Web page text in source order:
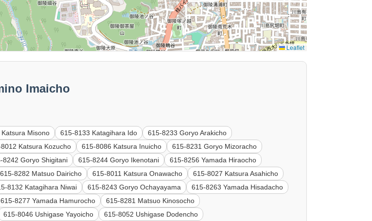
Leaflet
Imaicho
Misono 615-8133 Katagihara Ido
615-8233 Goryo Arakicho
Katsura Kozucho 615-8086 Katsura Inuicho
615-8231 Goryo Mizoracho
8242 Goryo Shigitani 615-8244 Goryo Ikenotani
615-8256 Yamada Hiraocho
615-8282 Matsuo Dairicho 615-8011 Katsura Onawacho
615-8027 Katsura Asahicho
8132 Katagihara Niwai 615-8243 Goryo Ochayayama
615-8263 Yamada Hisadacho
615-8277 Yamada Hamurocho
615-8281 Matsuo Kinosocho
615-8046 Ushigase Yayoicho
615-8052 Ushigase Dodencho